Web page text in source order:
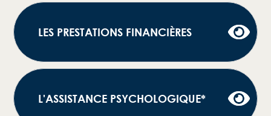
LES PRESTATIONS FINANCIÈRES
L'ASSISTANCE PSYCHOLOGIQUE*